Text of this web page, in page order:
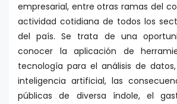
empresarial, entre otras ramas del
actividad cotidiana de todos los
del país. Se trata de una
conocer la aplicación de
tecnología para el análisis de
inteligencia artificial, las
públicas de diversa índole, el